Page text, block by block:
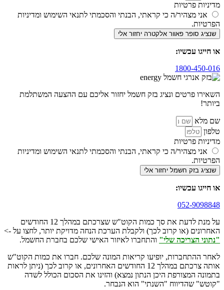
מדיניות פרטיות
אני מצהיר/ה כי קראתי, הבנתי והסכמתי לתנאי השימוש ומדיניות
הפרטיות.
שנציג סופר פאוור אלקטרה יחזור אלי
או חייגו עכשיו:
1800-450-016
השאירו פרטים ונציג בזק חשמל יחזור אליכם עם ההצעה המשתלמת
ביותר!
שם מלא
טלפון
מדיניות פרטיות
אני מצהיר/ה כי קראתי, הבנתי והסכמתי לתנאי השימוש ומדיניות
הפרטיות.
שנציג בזק חשמל יחזור אלי
או חייגו עכשיו:
052-9098848
על מנת לדעת את סך כמות הקוט"ש שצרכתם במהלך 12 החודשים
האחרונים (או קרוב לכך) ולקבלת הערכת הנחה מדויקת יותר, לחצו על ->
"נתוני הצריכה שלי" והתחברו לאיזור האישי שלכם בחברת החשמל.
לאחר ההתחברות, יופיעו קריאות המונה שלכם. חברו את כמות הקוט"ש
אותה צרכתם במהלך 12 החודשים האחרונים, או קרוב לכך (ניתן לראות
בתמונה המצורפת היכן הנתון נמצא) והזינו את הסכום הכולל לשדה
"קוטש" שהדיווח "השנתי" הוא הנבחר.